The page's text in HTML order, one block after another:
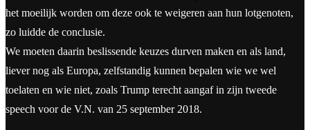
het moeilijk worden om deze ook te weigeren aan hun lotgenoten,
zo luidde de conclusie.
We moeten daarin beslissende keuzes durven maken en als land,
liever nog als Europa, zelfstandig kunnen bepalen wie we wel
toelaten en wie niet, zoals Trump terecht aangaf in zijn tweede
speech voor de V.N. van 25 september 2018.